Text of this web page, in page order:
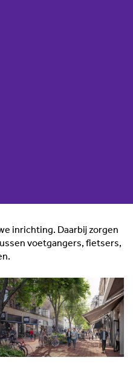
inrichting. Daarbij zorgen
voetgangers, fietsers,